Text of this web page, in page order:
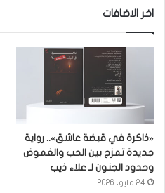
اخر الاضافات
«ذاكرة في قبضة عاشق».. رواية
جديدة تمزج بين الحب والغموض
وحدود الجنون لـ علاء ذيب
24 مايو، 2026